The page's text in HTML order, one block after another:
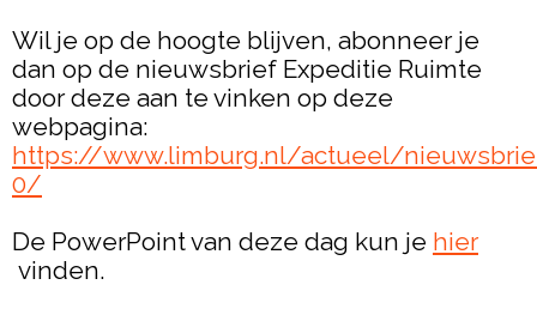
Wil je op de hoogte blijven, abonneer je
dan op de nieuwsbrief Expeditie Ruimte
door deze aan te vinken op deze
webpagina:
https://www.limburg.nl/actueel/
0/
De PowerPoint van deze dag kun je hier
vinden.